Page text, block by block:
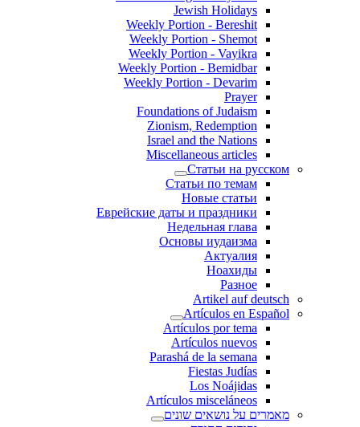
Jewish Holidays
Weekly Portion - Bereshit
Weekly Portion - Shemot
Weekly Portion - Vayikra
Weekly Portion - Bemidbar
Weekly Portion - Devarim
Prayer
Foundations of Judaism
Zionism, Redemption
Israel and the Nations
Miscellaneous articles
Статьи на русском
Статьи по темам
Новые статьи
Еврейские даты и праздники
Недельная глава
Основы иудаизма
Актуалия
Ноахиды
Разное
Artikel auf deutsch
Artículos en Español
Artículos por tema
Artículos nuevos
Parashá de la semana
Fiestas Judías
Los Noájidas
Artículos misceláneos
מאמרים על נושאים שונים